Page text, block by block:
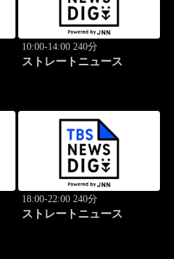
10:00-14:00 240分
ストレートニュース
18:00-22:00 240分
ストレートニュース